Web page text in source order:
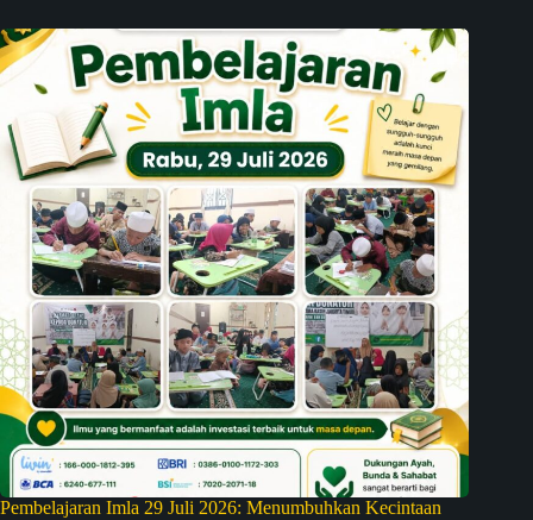
Pembelajaran Imla 29 Juli 2026: Menumbuhkan Kecintaan